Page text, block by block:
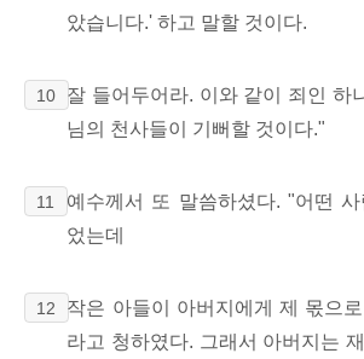
았습니다.' 하고 말할 것이다.
10
잘 들어두어라. 이와 같이 죄인 하
님의 천사들이 기뻐할 것이다."
11
예수께서 또 말씀하셨다. "어떤
었는데
12
작은 아들이 아버지에게 제 몫으
라고 청하였다. 그래서 아버지는